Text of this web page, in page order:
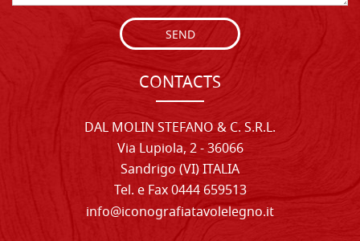
SEND
CONTACTS
DAL MOLIN STEFANO & C. S.R.L.
Via Lupiola, 2 - 36066
Sandrigo (VI) ITALIA
Tel. e Fax 0444 659513
info@iconografiatavolelegno.it